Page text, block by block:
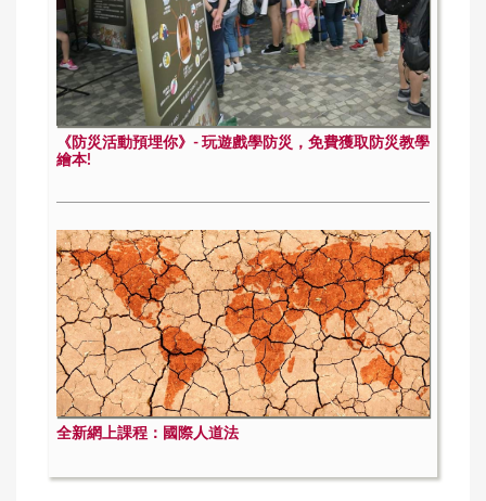
《防災活動預埋你》- 玩遊戲學防災，免費獲取防災教學
繪本!
全新網上課程：國際人道法